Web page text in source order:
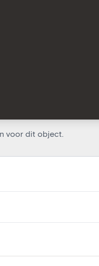
voor dit object.